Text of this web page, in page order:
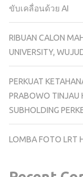
ขับเคลื่อนด้วย AI
RIBUAN CALON
UNIVERSITY,
PERKUAT
PRABOWO TINJAU
SUBHOLDING
LOMBA FOTO LRT